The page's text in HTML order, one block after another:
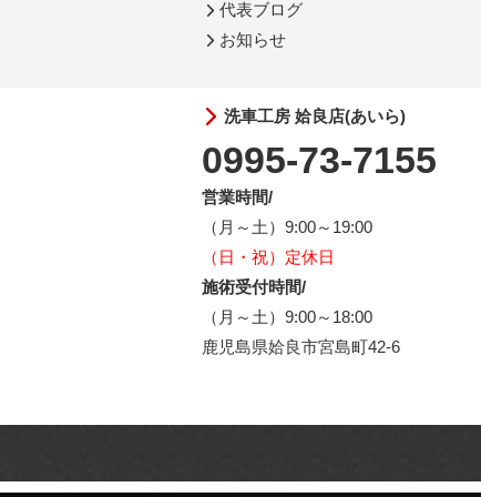
代表ブログ
お知らせ
洗車工房 姶良店(あいら)
0995-73-7155
営業時間/
（月～土）9:00～19:00
（日・祝）定休日
施術受付時間/
（月～土）9:00～18:00
鹿児島県姶良市宮島町42-6